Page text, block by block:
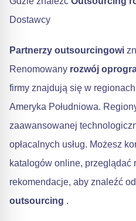
Dostawcy
Partnerzy outsourcingowi
Renomowany rozwój
firmy znajdują się w
Ameryka Południowa.
zaawansowanej
opłacalnych usług. Możesz
katalogów online, przeglądać
rekomendacje, aby znaleźć
outsourcing .